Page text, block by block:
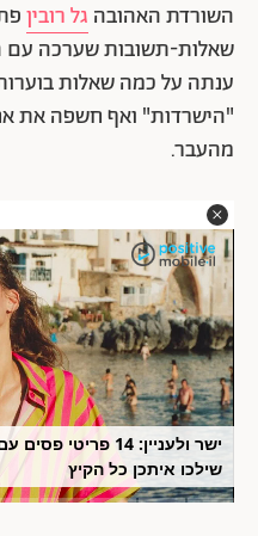
השורדת האהובה גל רובין
שאלות-תשובות שערכה עם
ענתה על כמה שאלות
"הישרדות" ואף חשפה את
מהעבר.
ישר ולעניין: 14 פריטי
שילכו איתכן כל הקיץ